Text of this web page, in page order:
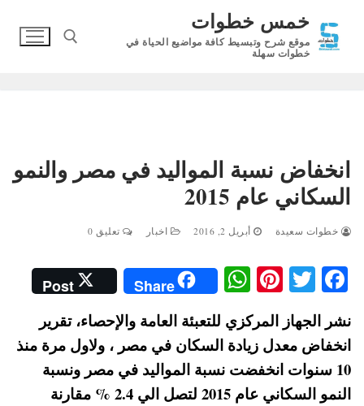
المحتوى
خمس خطوات
موقع شرح وتبسيط كافة مواضيع الحياة في
خطوات سهلة
انخفاض نسبة المواليد في مصر والنمو
السكاني عام 2015
خطوات سعيدة أبريل 2, 2016 اخبار تعليق 0
Fa
ce
bo
ok
T
wi
tte
r
Pi
nt
er
es
t
W
ha
ts
A
pp
Share
Post
نشر الجهاز المركزي للتعبئة العامة والإحصاء، تقرير
انخفاض معدل زيادة السكان في مصر ، ولاول مرة منذ
10 سنوات انخفضت نسبة المواليد في مصر ونسبة
النمو السكاني عام 2015 لتصل الي 2.4 % مقارنة